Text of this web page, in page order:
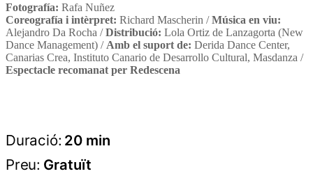
Fotografía: Rafa Nuñez
Coreografía i intèrpret: Richard Mascherin /Música en viu:
Alejandro Da Rocha /Distribució: Lola Ortiz de Lanzagorta (New
Dance Management) / Amb el suport de: Derida Dance Center,
Canarias Crea, Instituto Canario de Desarrollo Cultural, Masdanza /
Espectacle recomanat per Redescena
Duració: 20 min
Preu: Gratuït